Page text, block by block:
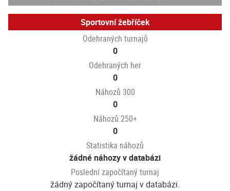
Sportovní žebříček
Odehraných turnajů
0
Odehraných her
0
Náhozů 300
0
Náhozů 250+
0
Statistika náhozů
žádné náhozy v databázi
Poslední započítaný turnaj
žádný započítaný turnaj v databázi.